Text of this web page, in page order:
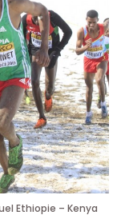
Ethiopie – Kenya